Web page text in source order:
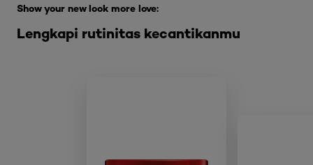
Lengkapi rutinitas kecantikanmu
Show your new look more love: